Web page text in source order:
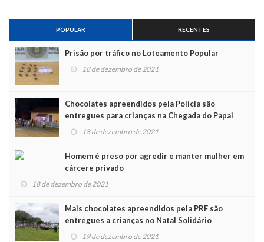
POPULAR RECENTES
Prisão por tráfico no Loteamento Popular
18 de dezembro de 2021
Chocolates apreendidos pela Polícia são
entregues para crianças na Chegada do Papai
Noel 18 de dezembro de 2021
Homem é preso por agredir e manter mulher em
cárcere privado
18 de dezembro de 2021
Mais chocolates apreendidos pela PRF são
entregues a crianças no Natal Solidário
19 de dezembro de 2021